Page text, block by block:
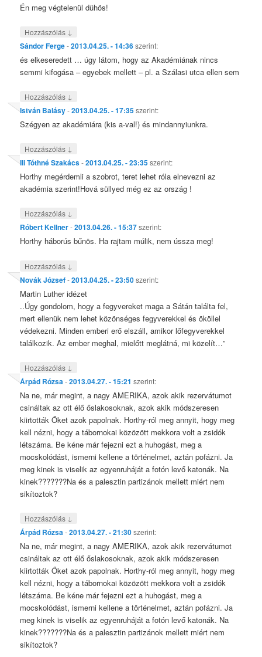
Én meg végtelenül dühös!
Hozzászólás ↓
Sándor Ferge-2013.04.25. - 14:36szerint:
és elkeseredett … úgy látom, hogy az Akadémiának nincs
semmi kifogása – egyebek mellett – pl. a Szálasi utca ellen sem
Hozzászólás ↓
István Balásy-2013.04.25. - 17:35szerint:
Szégyen az akadémiára (kis a-val!) és mindannyiunkra.
Hozzászólás ↓
Ili Tóthné Szakács-2013.04.25. - 23:35szerint:
Horthy megérdemli a szobrot, teret lehet róla elnevezni az
akadémia szerint!Hová süllyed még ez az ország !
Hozzászólás ↓
Róbert Kellner-2013.04.26. - 15:37szerint:
Horthy háborús bűnös. Ha rajtam múlik, nem ússza meg!
Hozzászólás ↓
Novák József-2013.04.25. - 23:50szerint:
Martin Luther idézet
..Úgy gondolom, hogy a fegyvereket maga a Sátán találta fel,
mert ellenük nem lehet közönséges fegyverekkel és ököllel
védekezni. Minden emberi erő elszáll, amikor lőfegyverekkel
találkozik. Az ember meghal, mielőtt meglátná, mi közelít…”
Hozzászólás ↓
Árpád Rózsa-2013.04.27. - 15:21 szerint:
Na ne, már megint, a nagy AMERIKA, azok akik rezervátumot
csináltak az ott élő őslakosoknak, azok akik módszeresen
kiirtották Őket azok papolnak. Horthy-ról meg annyit, hogy meg
kell nézni, hogy a tábornokai közözött mekkora volt a zsidók
létszáma. Be kéne már fejezni ezt a huhogást, meg a
mocskolódást, ismerni kellene a történelmet, aztán pofázni. Ja
meg kinek is viselik az egyenruháját a fotón levő katonák. Na
kinek???????Na és a palesztin partizánok mellett miért nem
sikítoztok?
Hozzászólás ↓
Árpád Rózsa-2013.04.27. - 21:30szerint:
Na ne, már megint, a nagy AMERIKA, azok akik rezervátumot
csináltak az ott élő őslakosoknak, azok akik módszeresen
kiirtották Őket azok papolnak. Horthy-ról meg annyit, hogy meg
kell nézni, hogy a tábornokai közözött mekkora volt a zsidók
létszáma. Be kéne már fejezni ezt a huhogást, meg a
mocskolódást, ismerni kellene a történelmet, aztán pofázni. Ja
meg kinek is viselik az egyenruháját a fotón levő katonák. Na
kinek???????Na és a palesztin partizánok mellett miért nem
sikítoztok?